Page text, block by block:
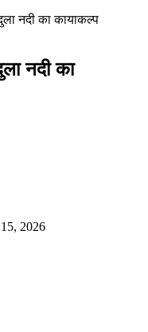
नदी का कायाकल्प
नदी का
2026